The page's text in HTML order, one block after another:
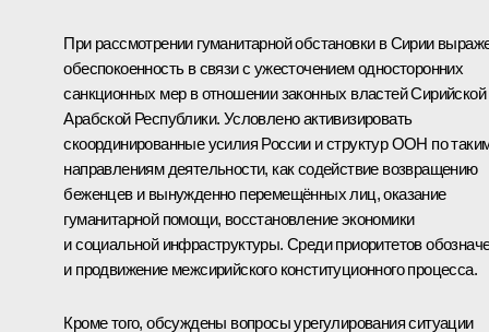
При рассмотрении гуманитарной обстановки в Сирии
обеспокоенность в связи с ужесточением односторонних
санкционных мер в отношении законных властей Сирийской
Арабской Республики. Условлено активизировать
скоординированные усилия России и структур ООН по
направлениям деятельности, как содействие возвращению
беженцев и вынужденно перемещённых лиц, оказание
гуманитарной помощи, восстановление экономики
и социальной инфраструктуры. Среди приоритетов
и продвижение межсирийского конституционного процесса.
Кроме того, обсуждены вопросы урегулирования ситуации